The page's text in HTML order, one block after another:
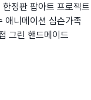
정판 팝아트 프로젝트
애니메이션 심슨가족
그린 핸드메이드